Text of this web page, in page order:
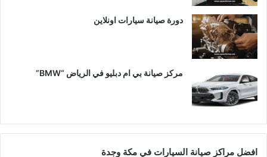
دورة صيانة سيارات اونلاين
مركز صيانة بي ام دبليو في الرياض “BMW”
افضل مراكز صيانة السيارات في مكة وجدة